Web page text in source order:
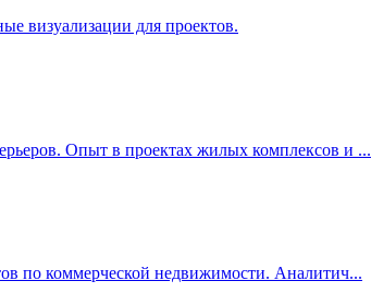
визуализации для проектов.
Опыт в проектах жилых комплексов и ...
по коммерческой недвижимости. Аналитич...